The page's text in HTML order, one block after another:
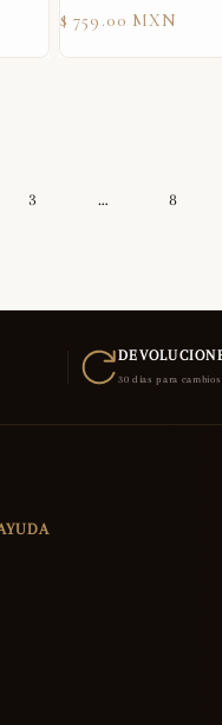
Precio
$ 759.00 MXN
3 … 8
30 días para cambios